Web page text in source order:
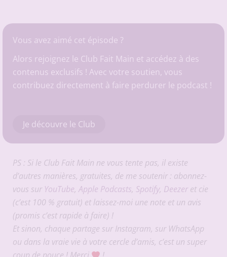
Vous avez aimé cet épisode ?
Alors rejoignez le Club Fait Main et accédez à des
contenus exclusifs ! Avec votre soutien, vous
contribuez directement à faire perdurer le podcast !
Je découvre le Club
PS : Si le Club Fait Main ne vous tente pas, il existe
d’autres manières, gratuites, de me soutenir : abonnez-
vous sur YouTube, Apple Podcasts, Spotify, Deezeret cie
(c’est 100 % gratuit) et laissez-moi une note et un avis
(promis c’est rapide à faire) !
Et sinon, chaque partage sur Instagram, sur WhatsApp
ou dans la vraie vie à votre cercle d’amis, c’est un super